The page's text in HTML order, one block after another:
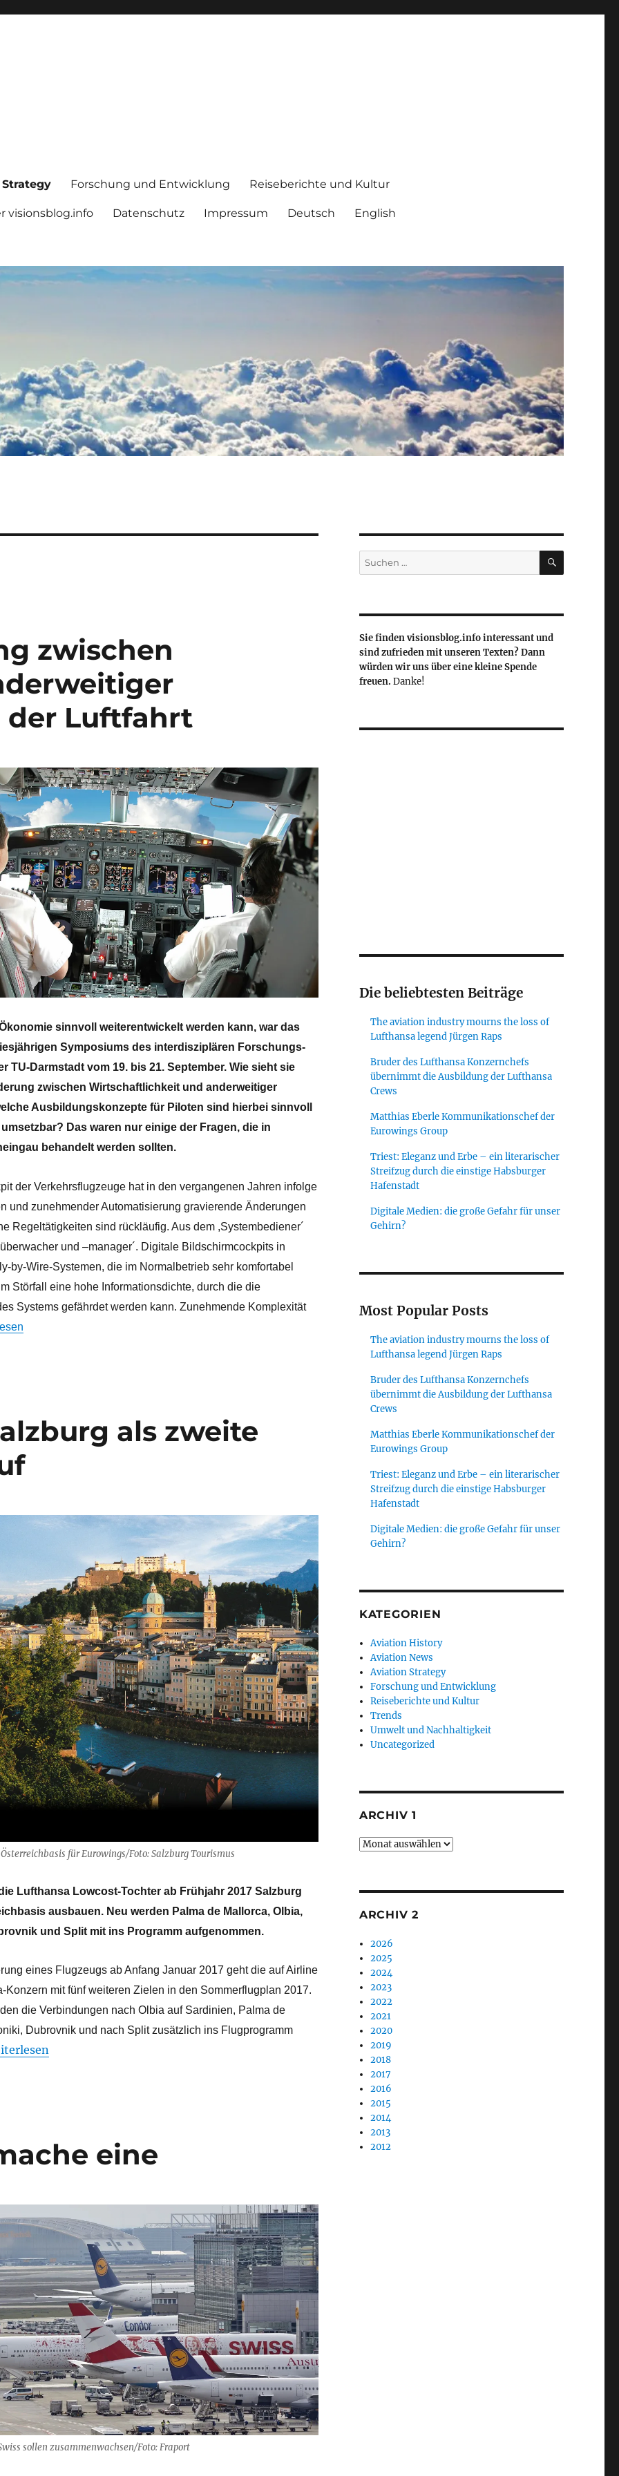
Forschung und Entwicklung Reiseberichte und Kultur
visionsblog.info Datenschutz Impressum Deutsch English
zwischen
Luftfahrt
sinnvoll weiterentwickelt werden kann, war das
Symposiums des interdisziplären Forschungs-
TU-Darmstadt vom 19. bis 21. September. Wie sieht sie
zwischen Wirtschaftlichkeit und anderweitiger
Ausbildungskonzepte für Piloten sind hierbei sinnvoll
Das waren nur einige der Fragen, die in
behandelt werden sollten.
der Verkehrsflugzeuge hat in den vergangenen Jahren infolge
und zunehmender Automatisierung gravierende Änderungen
Regeltätigkeiten sind rückläufig. Aus dem ,Systembediener´
und –manager´. Digitale Bildschirmcockpits in
by-Wire-Systemen, die im Normalbetrieb sehr komfortabel
Störfall eine hohe Informationsdichte, durch die die
Systems gefährdet werden kann. Zunehmende Komplexität
zwischen Ökonomie und anderweitiger Verantwortung in der Luftfahrt“
als zweite
für Eurowings/Foto: Salzburg Tourismus
Lufthansa Lowcost-Tochter ab Frühjahr 2017 Salzburg
ausbauen. Neu werden Palma de Mallorca, Olbia,
und Split mit ins Programm aufgenommen.
eines Flugzeugs ab Anfang Januar 2017 geht die auf Airline
Konzern mit fünf weiteren Zielen in den Sommerflugplan 2017.
die Verbindungen nach Olbia auf Sardinien, Palma de
Dubrovnik und nach Split zusätzlich ins Flugprogramm
baut Salzburg als zweite Österreichbasis auf“
eine
sollen zusammenwachsen/Foto: Fraport
Suche
nach:
SUCHEN
Sie finden visionsblog.info interessant und
sind zufrieden mit unseren Texten? Dann
würden wir uns über eine kleine Spende
freuen. Danke!
Die beliebtesten Beiträge
The aviation industry mourns the loss of
Lufthansa legend Jürgen Raps
Bruder des Lufthansa Konzernchefs
übernimmt die Ausbildung der Lufthansa
Crews
Matthias Eberle Kommunikationschef der
Eurowings Group
Triest: Eleganz und Erbe – ein literarischer
Streifzug durch die einstige Habsburger
Hafenstadt
Digitale Medien: die große Gefahr für unser
Gehirn?
Most Popular Posts
The aviation industry mourns the loss of
Lufthansa legend Jürgen Raps
Bruder des Lufthansa Konzernchefs
übernimmt die Ausbildung der Lufthansa
Crews
Matthias Eberle Kommunikationschef der
Eurowings Group
Triest: Eleganz und Erbe – ein literarischer
Streifzug durch die einstige Habsburger
Hafenstadt
Digitale Medien: die große Gefahr für unser
Gehirn?
KATEGORIEN
Aviation History
Aviation News
Aviation Strategy
Forschung und Entwicklung
Reiseberichte und Kultur
Trends
Umwelt und Nachhaltigkeit
Uncategorized
ARCHIV 1
Archiv
ARCHIV 2
2026
2025
2024
2023
2022
2021
2020
2019
2018
2017
2016
2015
2014
2013
2012